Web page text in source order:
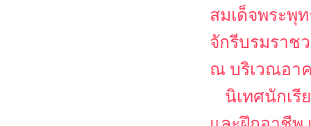
สมเด็จพระพุ
จักรีบรมราช
ณ บริเวณอา
นิเทศนักเ